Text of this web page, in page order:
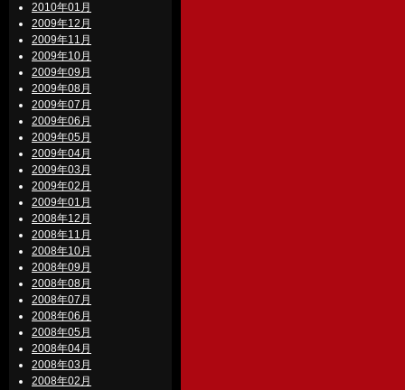
2010年01月
2009年12月
2009年11月
2009年10月
2009年09月
2009年08月
2009年07月
2009年06月
2009年05月
2009年04月
2009年03月
2009年02月
2009年01月
2008年12月
2008年11月
2008年10月
2008年09月
2008年08月
2008年07月
2008年06月
2008年05月
2008年04月
2008年03月
2008年02月